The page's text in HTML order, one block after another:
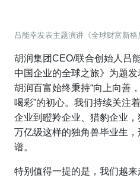
吕能幸发表主题演讲《全球财富新格
胡润集团CEO/联合创始人吕
中国企业的全球之旅》为题发
胡润百富始终秉持“向上向善
喝彩”的初心。我们持续关注
企业到瞪羚企业、猎豹企业
万亿级这样的独角兽毕业生
谱。
特别值得一提的是，我们越